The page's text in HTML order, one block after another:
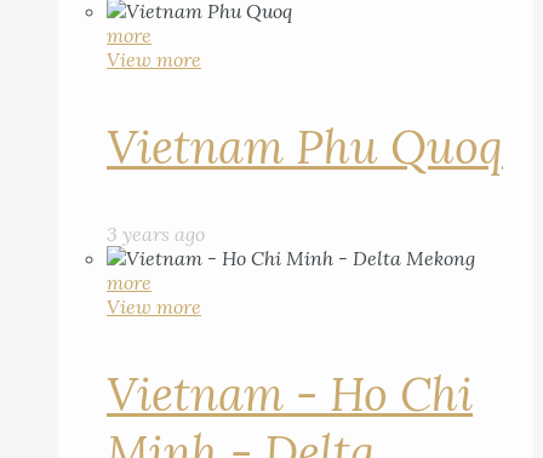
more
View more
Vietnam Phu Quoq
3 years ago
more
View more
Vietnam - Ho Chi